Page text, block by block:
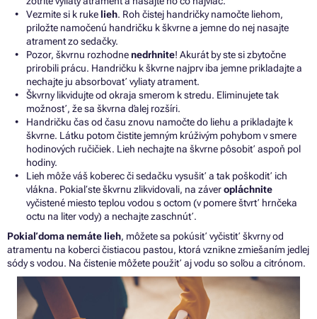
Vezmitesi k ruke lieh. Roh čistej handričky namočte liehom,
priložte namočenú handričku kškvrnea jemnedo nej nasajte
atramentzosedačky.
Pozor, škvrnu rozhodnenedrhnite! Akurát by stesizbytočne
prirobili prácu. Handričku kškvrne najprv iba jemne prikladajtea
nechajte ju absorbovať vyliaty atrament.
Škvrny likvidujteod okraja smerom kstredu. Eliminujete tak
možnosť, žesa škvrna ďalej rozšíri.
Handričku časod času znovu namočte do liehu a prikladajte k
škvrne. Látku potom čistite jemným krúživým pohybomvsmere
hodinových ručičiek. Lieh nechajte na škvrne pôsobiť aspoň pol
hodiny.
Lieh môže váš koberecčisedačku vysušiť a tak poškodiť ich
vlákna. Pokiaľ ste škvrnu zlikvidovali, na záveropláchnite
vyčistené miesto teplou vodou soctom (v pomere štvrť hrnčeka
octu na liter vody) a nechajte zaschnúť.
Pokiaľ doma nemáte lieh, môžetesa pokúsiť vyčistiť škvrnyod
atramentu na koberci čistiacou pastou, ktorá vznikne zmiešaním jedlej
sódysvodou. Na čistenie môžete použiť aj vodu sosoľou a citrónom.